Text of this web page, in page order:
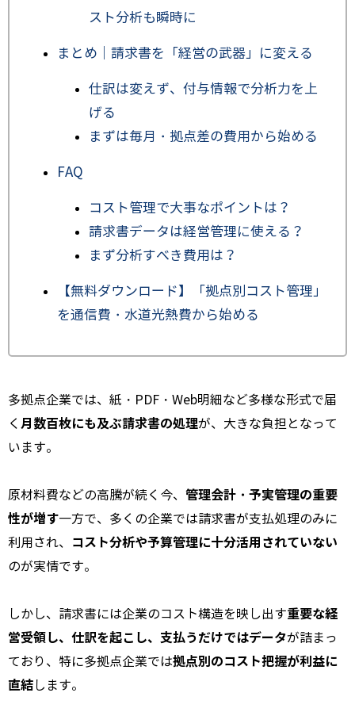
スト分析も瞬時に
まとめ｜請求書を「経営の武器」に変える
仕訳は変えず、付与情報で分析力を上
げる
まずは毎月・拠点差の費用から始める
FAQ
コスト管理で大事なポイントは？
請求書データは経営管理に使える？
まず分析すべき費用は？
【無料ダウンロード】「拠点別コスト管理」
を通信費・水道光熱費から始める
多拠点企業では、紙・PDF・Web明細など多様な形式で届
く 月数百枚にも及ぶ請求書の処理が、大きな負担となって
います。
原材料費などの高騰が続く今、 管理会計・予実管理の重要
性が増す一方で、多くの企業では請求書が支払処理のみに
利用され、
コスト分析や予算管理に十分活用されていない
のが実情です。
しかし、請求書には企業のコスト構造を映し出す重要な経
営受領し、仕訳を起こし、支払うだけではデータが詰まっ
ており、特に多拠点企業では拠点別のコスト把握が利益に
直結 します。